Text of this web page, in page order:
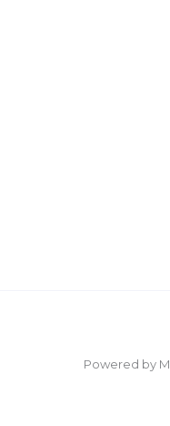
Powered by